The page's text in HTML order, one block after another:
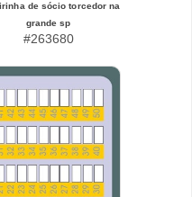
de sócio torcedor na
grande sp
#263680